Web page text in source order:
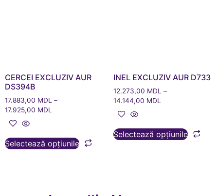
CERCEI EXCLUZIV AUR
DS394B
17.883,00 MDL –
17.925,00 MDL
Selectează opțiunile
INEL EXCLUZIV AUR D733
12.273,00 MDL –
14.144,00 MDL
Selectează opțiunile